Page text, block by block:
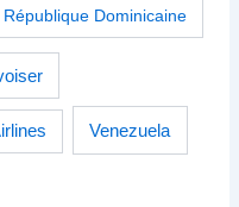
République Dominicaine
Venezuela